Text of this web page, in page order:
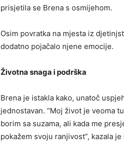
prisjetila se Brena s osmijehom.
Osim povratka na mjesta iz
dodatno pojačalo njene emocije.
Životna snaga i podrška
Brena je istakla kako, unatoč
jednostavan. “Moj život je veoma
borim sa suzama, ali kada me
pokažem svoju ranjivost”, kazala